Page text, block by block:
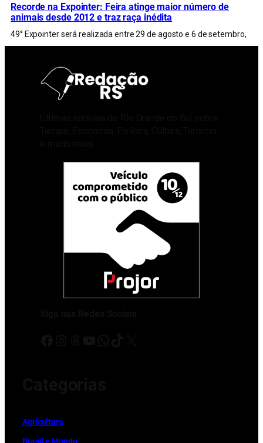
Recorde na Expointer: Feira atinge maior número de
animais desde 2012 e traz raça inédita
49° Expointer será realizada entre 29 de agosto e 6 de setembro,
Agricultura